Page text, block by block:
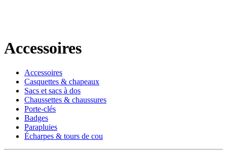
Accessoires
Accessoires
Casquettes & chapeaux
Sacs et sacs à dos
Chaussettes & chaussures
Porte-clés
Badges
Parapluies
Écharpes & tours de cou